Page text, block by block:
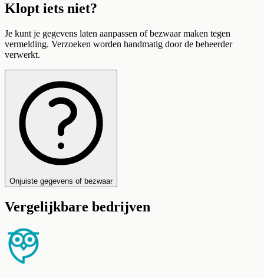
Klopt iets niet?
Je kunt je gegevens laten aanpassen of bezwaar maken tegen
vermelding. Verzoeken worden handmatig door de beheerder
verwerkt.
Onjuiste gegevens of bezwaar
Vergelijkbare bedrijven